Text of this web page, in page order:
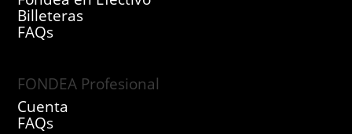
Billeteras
FAQs
FONDEA Profesional
Cuenta
FAQs